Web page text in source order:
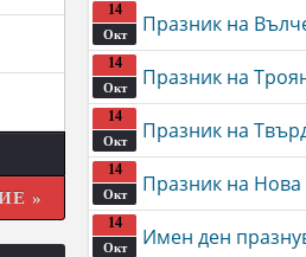
»
14
Окт Празник на
14
Окт Празник на
14
Окт Празник на
14
Окт Празник на Нова
14
Окт Имен ден